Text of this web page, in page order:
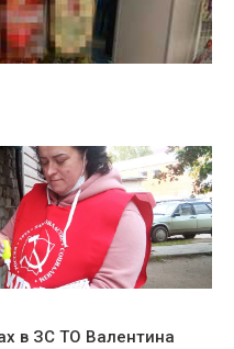
в ЗС ТО Валентина